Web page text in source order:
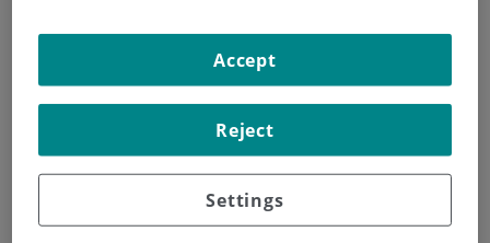
HOME|SUPPORT UNITS|CLINICAL TRIALS
ENSAYO CLINICO ALEATORIZADO, CONTROLADO,
ABIERTO, PARA EVALUAR LA EFICACIA Y SEGURIDAD DEL
TRATAMIENTO ESTÁNDAR VS TRATAMIENTO ESTÁNDAR
CONFIRMADA POR COVID-19Settings
Reject
Accept